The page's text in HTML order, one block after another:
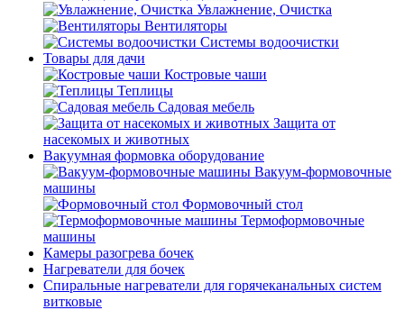
Увлажнение, Очистка
Вентиляторы
Системы водоочистки
Товары для дачи
Костровые чаши
Теплицы
Садовая мебель
Защита от
насекомых и животных
Вакуумная формовка оборудование
Вакуум-формовочные
машины
Формовочный стол
Термоформовочные
машины
Камеры разогрева бочек
Нагреватели для бочек
Спиральные нагреватели для горячеканальных систем
витковые